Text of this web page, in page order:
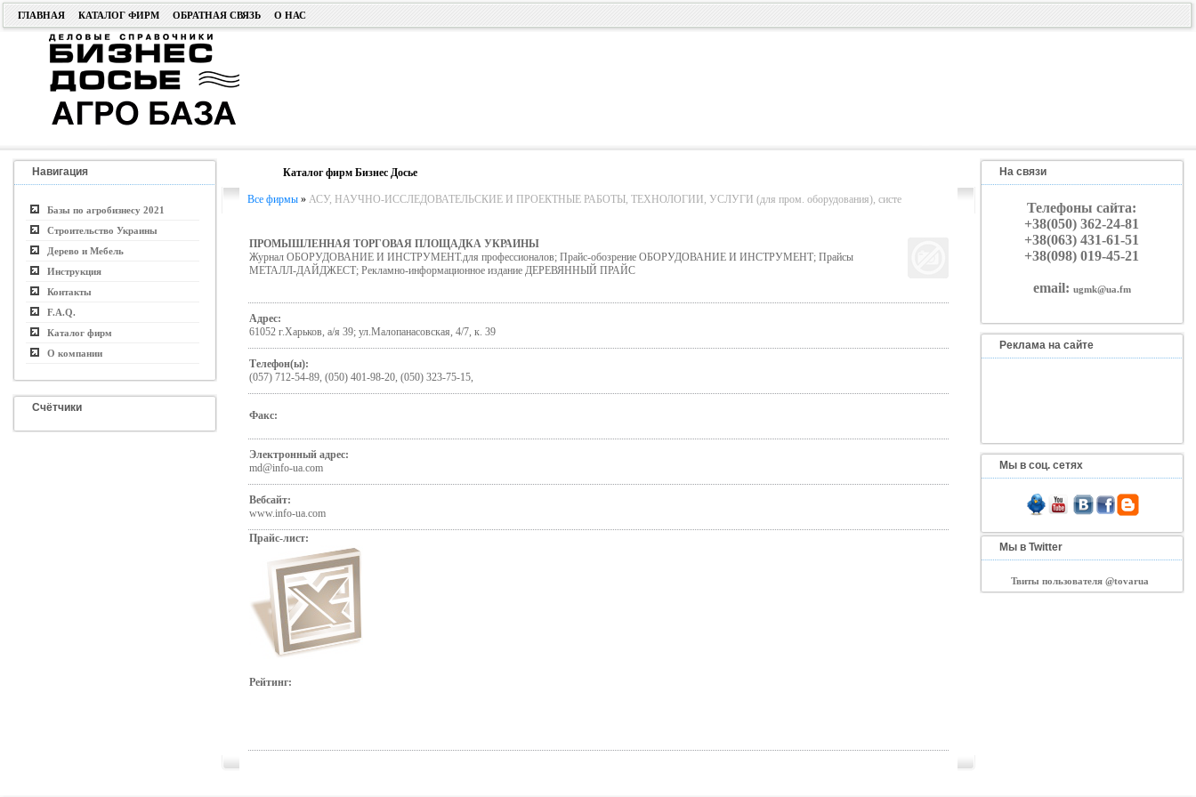
ГЛАВНАЯ КАТАЛОГ ФИРМ ОБРАТНАЯ СВЯЗЬ О НАС
Навигация
Базы по агробизнесу 2021
Строительство Украины
Дерево и Мебель
Инструкция
Контакты
F.A.Q.
Каталог фирм
О компании
Счётчики
Каталог фирм Бизнес Досье
Все фирмы» АСУ, НАУЧНО-ИССЛЕДОВАТЕЛЬСКИЕ И ПРОЕКТНЫЕ РАБОТЫ, ТЕХНОЛОГИИ, УСЛУГИ (для пром. оборудования), систе
ПРОМЫШЛЕННАЯ ТОРГОВАЯ ПЛОЩАДКА УКРАИНЫ
Журнал ОБОРУДОВАНИЕ И ИНСТРУМЕНТ.для профессионалов; Прайс-обозрение ОБОРУДОВАНИЕ И ИНСТРУМЕНТ; Прайсы
МЕТАЛЛ-ДАЙДЖЕСТ; Рекламно-информационное издание ДЕРЕВЯННЫЙ ПРАЙС
Адрес:
61052 г.Харьков, а/я 39; ул.Малопанасовская, 4/7, к. 39
Телефон(ы):
(057) 712-54-89, (050) 401-98-20, (050) 323-75-15,
Факс:
Электронный адрес:
md@info-ua.com
Вебсайт:
www.info-ua.com
Прайс-лист:
Рейтинг:
На связи
Телефоны сайта:
+38(050) 362-24-81
+38(063) 431-61-51
+38(098) 019-45-21
email: ugmk@ua.fm
Реклама на сайте
Мы в соц. сетях
Мы в Twitter
Твиты пользователя @tovarua